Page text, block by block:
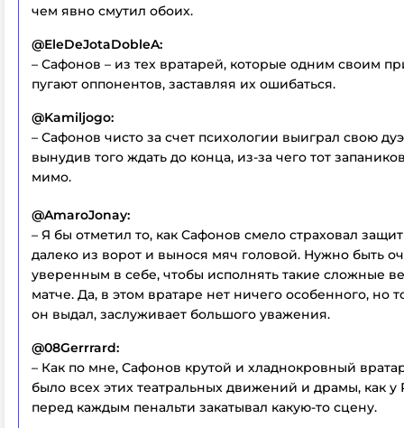
чем явно смутил обоих.
@EleDeJotaDobleA:
– Сафонов – из тех вратарей, которые одним своим
пугают оппонентов, заставляя их ошибаться.
@Kamiljogo:
– Сафонов чисто за счет психологии выиграл свою
вынудив того ждать до конца, из-за чего тот
мимо.
@AmaroJonay:
– Я бы отметил то, как Сафонов смело страховал
далеко из ворот и вынося мяч головой. Нужно быть
уверенным в себе, чтобы исполнять такие сложные
матче. Да, в этом вратаре нет ничего особенного, но
он выдал, заслуживает большого уважения.
@08Gerrrard:
– Как по мне, Сафонов крутой и хладнокровный
было всех этих театральных движений и драмы, как у
перед каждым пенальти закатывал какую-то сцену.